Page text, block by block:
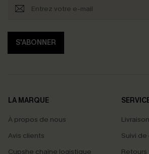
S'ABONNER
LA MARQUE
À propos de nous
Avis clients
Cupshe chaîne logistique
Suivi
Retours